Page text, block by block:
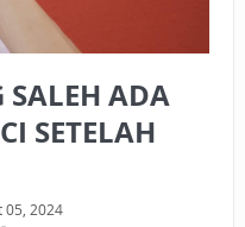
CARA MENGANGSUR
SALEH ADA
SETELAH
05, 2024